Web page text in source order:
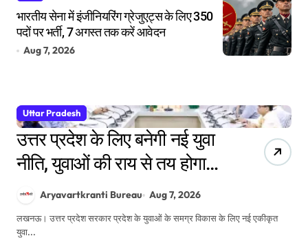
भारतीय सेना में इंजीनियरिंग ग्रेजुएट्स के लिए 350
पदों पर भर्ती, 7 अगस्त तक करें आवेदन
Aug 7, 2026
Uttar Pradesh
उत्तर प्रदेश के लिए बनेगी नई युवा
नीति, युवाओं की राय से तय होगा
रोडमैप; राज्य युवा आयोग के गठन
पर भी मंथन
Aryavartkranti Bureau Aug 7, 2026
लखनऊ। उत्तर प्रदेश सरकार प्रदेश के युवाओं के समग्र विकास के लिए नई एकीकृत
युवा...